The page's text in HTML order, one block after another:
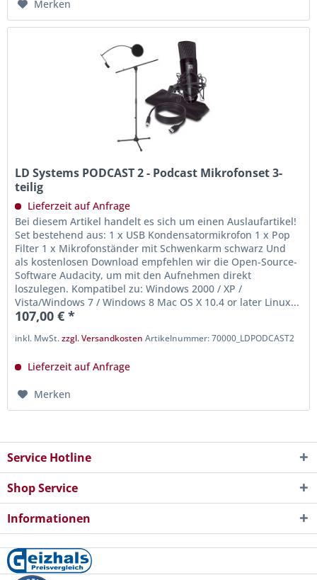
Merken
LD Systems PODCAST 2 - Podcast Mikrofonset 3-
teilig
Lieferzeit auf Anfrage
Bei diesem Artikel handelt es sich um einen Auslaufartikel!
Set bestehend aus: 1 x USB Kondensatormikrofon 1 x Pop
Filter 1 x Mikrofonständer mit Schwenkarm schwarz Und
als kostenlosen Download empfehlen wir die Open-Source-
Software Audacity, um mit den Aufnehmen direkt
loszulegen. Kompatibel zu: Windows 2000 / XP /
Vista/Windows 7 / Windows 8 Mac OS X 10.4 or later Linux...
107,00 € *
inkl. MwSt.zzgl. Versandkosten Artikelnummer: 70000_LDPODCAST2
Lieferzeit auf Anfrage
Merken
Service Hotline
Shop Service
Informationen